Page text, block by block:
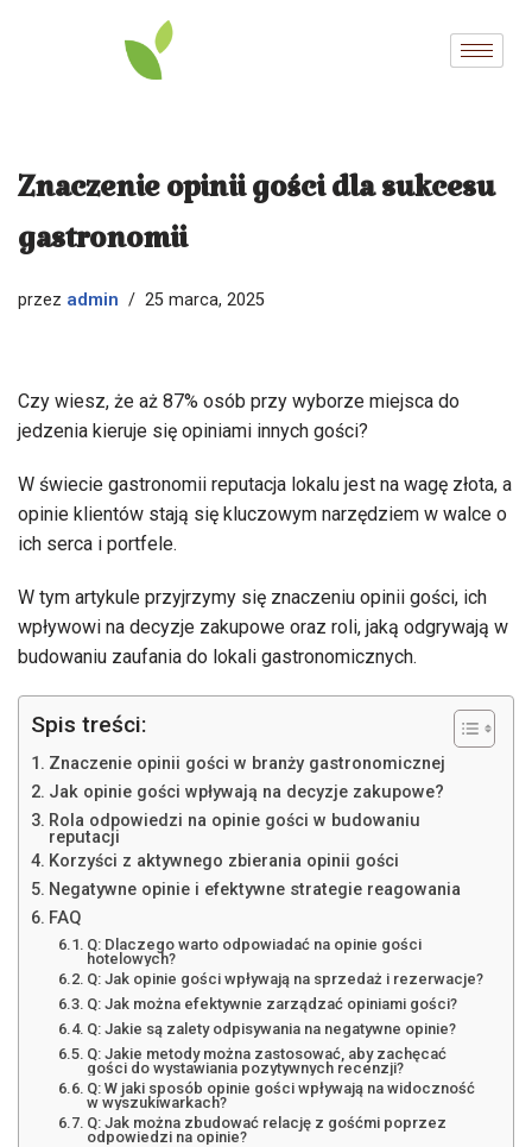
Znaczenie opinii gości dla sukcesu
gastronomii
przez admin 25 marca, 2025
Czy wiesz, że aż 87% osób przy wyborze miejsca do
jedzenia kieruje się opiniami innych gości?
W świecie gastronomii reputacja lokalu jest na wagę złota, a
opinie klientów stają się kluczowym narzędziem w walce o
ich serca i portfele.
W tym artykule przyjrzymy się znaczeniu opinii gości, ich
wpływowi na decyzje zakupowe oraz roli, jaką odgrywają w
budowaniu zaufania do lokali gastronomicznych.
Spis treści:
Znaczenie opinii gości w branży gastronomicznej
Jak opinie gości wpływają na decyzje zakupowe?
Rola odpowiedzi na opinie gości w budowaniu
reputacji
Korzyści z aktywnego zbierania opinii gości
Negatywne opinie i efektywne strategie reagowania
FAQ
Q: Dlaczego warto odpowiadać na opinie gości
hotelowych?
Q: Jak opinie gości wpływają na sprzedaż i rezerwacje?
Q: Jak można efektywnie zarządzać opiniami gości?
Q: Jakie są zalety odpisywania na negatywne opinie?
Q: Jakie metody można zastosować, aby zachęcać
gości do wystawiania pozytywnych recenzji?
Q: W jaki sposób opinie gości wpływają na widoczność
w wyszukiwarkach?
Q: Jak można zbudować relację z gośćmi poprzez
odpowiedzi na opinie?